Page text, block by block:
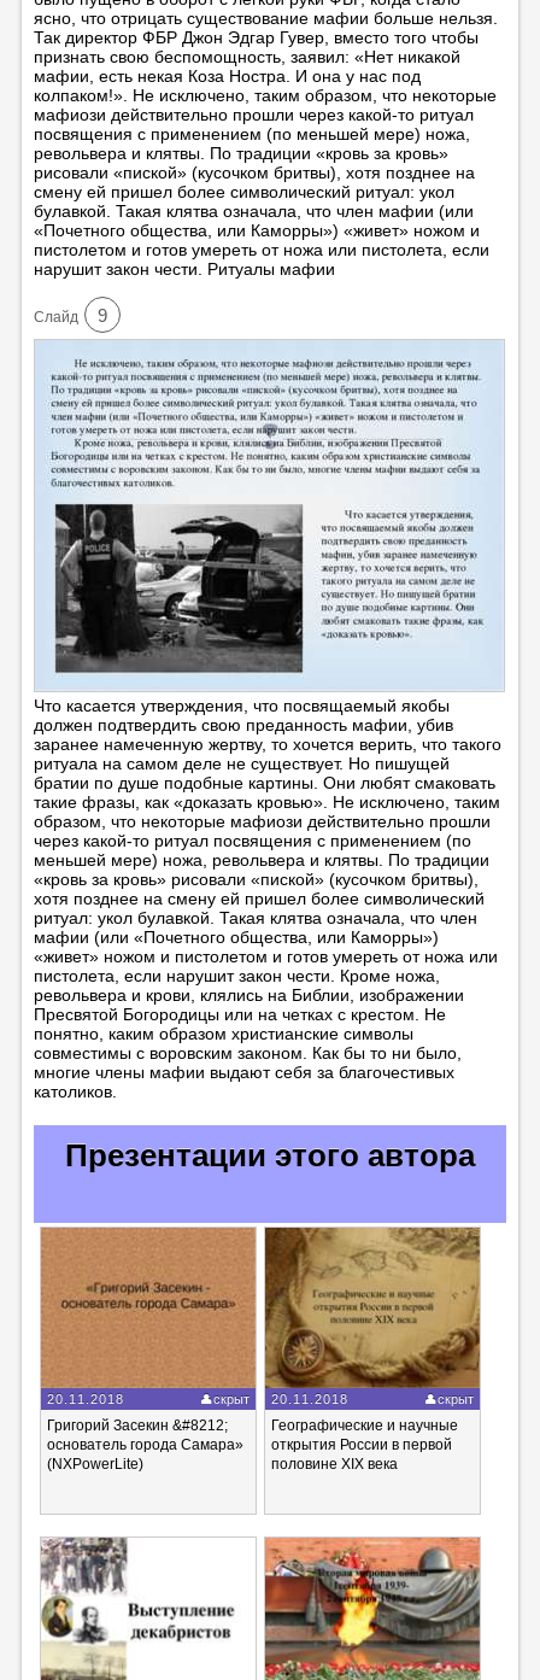
ясно, что отрицать существование мафии больше нельзя.
Так директор ФБР Джон Эдгар Гувер, вместо того чтобы
признать свою беспомощность, заявил: «Нет никакой
мафии, есть некая Коза Ностра. И она у нас под
колпаком!». Не исключено, таким образом, что некоторые
мафиози действительно прошли через какой-то ритуал
посвящения с применением (по меньшей мере) ножа,
револьвера и клятвы. По традиции «кровь за кровь»
рисовали «пиской» (кусочком бритвы), хотя позднее на
смену ей пришел более символический ритуал: укол
булавкой. Такая клятва означала, что член мафии (или
«Почетного общества, или Каморры») «живет» ножом и
пистолетом и готов умереть от ножа или пистолета, если
нарушит закон чести. Ритуалы мафии
Cлайд 9
Что касается утверждения, что посвящаемый якобы
должен подтвердить свою преданность мафии, убив
заранее намеченную жертву, то хочется верить, что такого
ритуала на самом деле не существует. Но пишущей
братии по душе подобные картины. Они любят смаковать
такие фразы, как «доказать кровью». Не исключено, таким
образом, что некоторые мафиози действительно прошли
через какой-то ритуал посвящения с применением (по
меньшей мере) ножа, револьвера и клятвы. По традиции
«кровь за кровь» рисовали «пиской» (кусочком бритвы),
хотя позднее на смену ей пришел более символический
ритуал: укол булавкой. Такая клятва означала, что член
мафии (или «Почетного общества, или Каморры»)
«живет» ножом и пистолетом и готов умереть от ножа или
пистолета, если нарушит закон чести. Кроме ножа,
револьвера и крови, клялись на Библии, изображении
Пресвятой Богородицы или на четках с крестом. Не
понятно, каким образом христианские символы
совместимы с воровским законом. Как бы то ни было,
многие члены мафии выдают себя за благочестивых
католиков.
Презентации этого автора
20.11.2018 скрыт
Григорий Засекин &#8212;
основатель города Самара»
(NXPowerLite)
20.11.2018 скрыт
Географические и научные
открытия России в первой
половине XIX века